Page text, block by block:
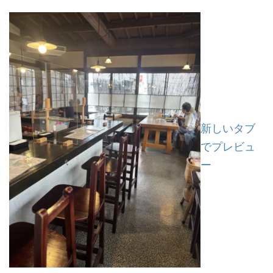
新しいタブ
でプレビュ
ー